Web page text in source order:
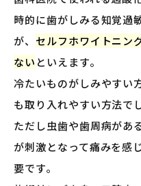
時的に歯がしみる知覚過
が、 セルフホワイトニン
ない といえます。
冷たいものがしみやすい
も取り入れやすい方法で
ただし虫歯や歯周病があ
が刺激となって痛みを感
要です。